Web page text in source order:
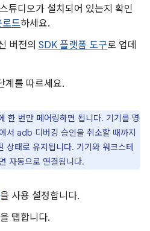
튜디오가 설치되어 있는지 확인
드하세요.
버전의 SDK 플랫폼 도구로 업데
계를 따르세요.
한 번만 페어링하면 됩니다. 기기를 명
서 adb 디버깅 승인을 취소할 때까지
상태로 유지됩니다. 기기와 워크스테
자동으로 연결됩니다.
을 사용 설정합니다.
탭합니다.